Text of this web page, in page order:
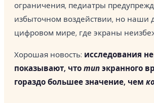
ограничения, педиатры
избыточном воздействии, но наши
цифровом мире, где экраны
Хорошая новость: исследования
показывают, что тип экранного
гораздо большее значение, чем